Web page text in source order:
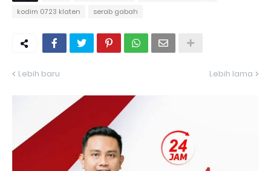
kodim 0723 klaten
serab gabah
Lebih baru Lebih lama